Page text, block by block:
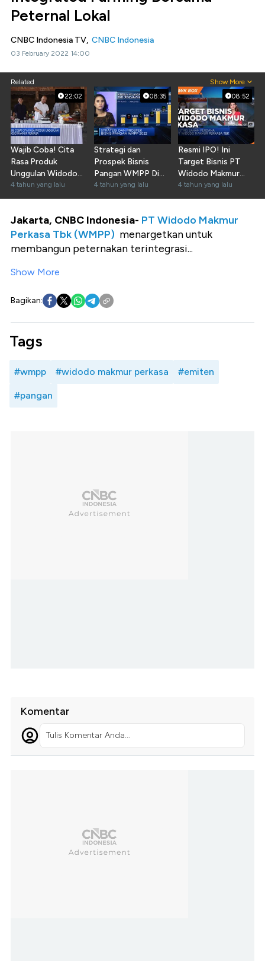
Peternal Lokal
CNBC Indonesia TV, CNBC Indonesia
03 February 2022 14:00
Related Show More
22:02
Wajib Coba! Cita
Rasa Produk
Unggulan Widodo
Makmur Perkasa
4 tahun yang lalu
08:35
Strategi dan
Prospek Bisnis
Pangan WMPP Di
2022
4 tahun yang lalu
08:52
Resmi IPO! Ini
Target Bisnis PT
Widodo Makmur
Perkasa
4 tahun yang lalu
Jakarta, CNBC Indonesia- PT Widodo Makmur
Perkasa Tbk (WMPP) menargetkan untuk
membangun peternakan terintegrasi...
Show More
Bagikan:
Tags
#wmpp #widodo makmur perkasa #emiten
#pangan
Komentar
Tulis Komentar Anda...